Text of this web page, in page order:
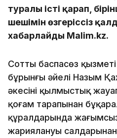
туралы істі қарап,
шешімін өзгеріссіз
хабарлайды Malim.kz.
Соттың баспасөз
бұрынғы әйелі Назым
әкесінің қылмыстық
қоғам тарапынан
құралдарында
жариялануы